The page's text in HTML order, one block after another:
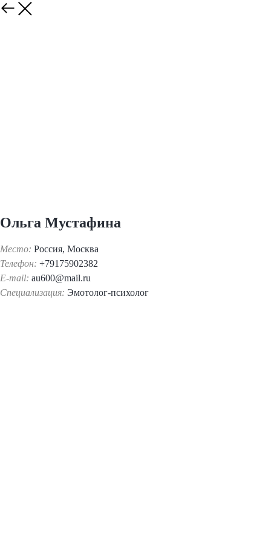
Ольга Мустафина
Место: Россия, Москва
Телефон: +79175902382
E-mail: au600@mail.ru
Специализация: Эмотолог-психолог